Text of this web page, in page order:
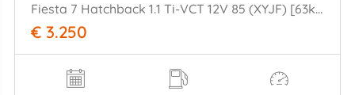
Fiesta 7 Hatchback 1.1 Ti-VCT 12V 85 (XYJF) [63kW] (05-2017/07-2023)
€ 3.250